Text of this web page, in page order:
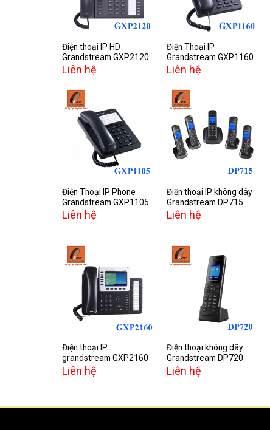
wishlist
Điện thoại IP HD
Grandstream GXP2120
Liên hệ
wishlist
Điện Thoại IP
Grandstream GXP1160
Liên hệ
Add to
wishlist
Điện Thoại IP Phone
Grandstream GXP1105
Liên hệ
Add to
wishlist
Điện thoại IP không dây
Grandstream DP715
Liên hệ
Add to
wishlist
Điện thoại IP
grandstream GXP2160
Liên hệ
Điện thoại không dây
Grandstream DP720
Liên hệ